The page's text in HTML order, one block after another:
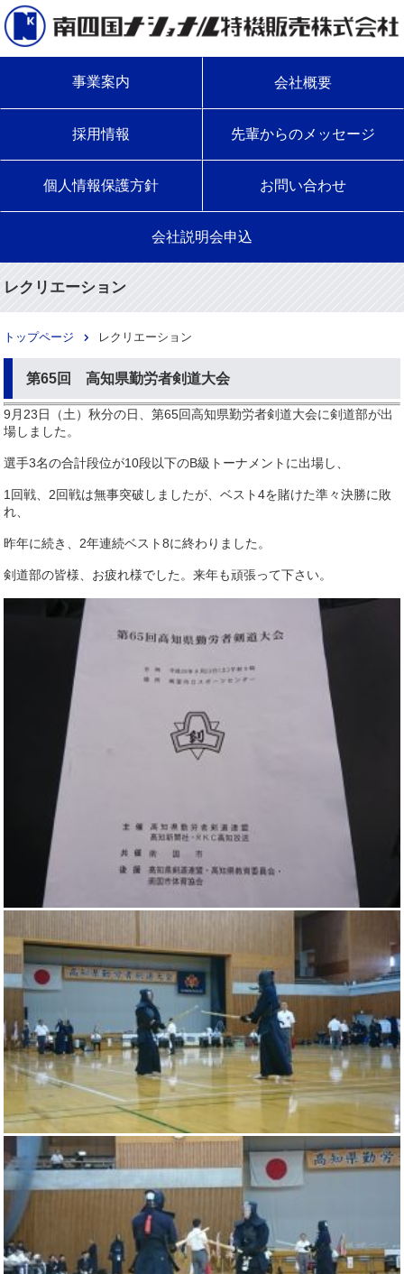
事業案内 会社概要
採用情報 先輩からのメッセージ
個人情報保護方針 お問い合わせ
会社説明会申込
レクリエーション
トップページ レクリエーション
第65回 高知県勤労者剣道大会
9月23日（土）秋分の日、第65回高知県勤労者剣道大会に剣道部が出
場しました。
選手3名の合計段位が10段以下のB級トーナメントに出場し、
1回戦、2回戦は無事突破しましたが、ベスト4を賭けた準々決勝に敗
れ、
昨年に続き、2年連続ベスト8に終わりました。
剣道部の皆様、お疲れ様でした。来年も頑張って下さい。